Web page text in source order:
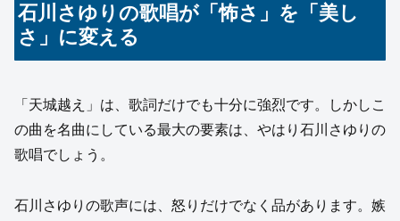
石川さゆりの歌唱が「怖さ」を「美し
さ」に変える
「天城越え」は、歌詞だけでも十分に強烈です。しかしこ
の曲を名曲にしている最大の要素は、やはり石川さゆりの
歌唱でしょう。
石川さゆりの歌声には、怒りだけでなく品があります。嫉